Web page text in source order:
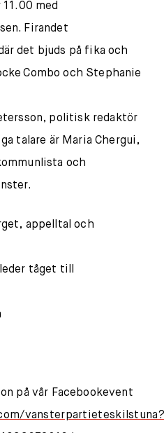
med
Firandet
det bjuds på fika och
Combo och Stephanie
politisk redaktör
talare är Maria Chergui,
och
appelltal och
tåget till
på vår Facebookevent
vansterpartieteskilstuna?